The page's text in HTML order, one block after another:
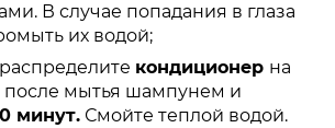
В случае попадания в глаза
их водой;
кондиционер на
после мытья шампунем и
минут. Смойте теплой водой.